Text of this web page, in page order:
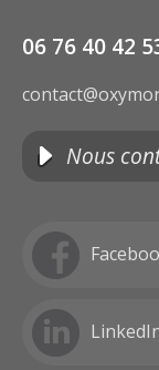
06 76 40 42
Nous